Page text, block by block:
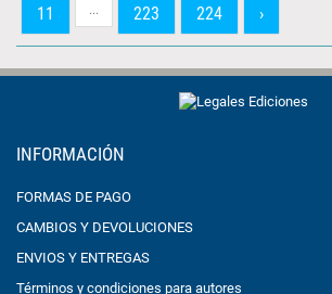
11
... 223 224 ›
INFORMACIÓN
FORMAS DE PAGO
CAMBIOS Y DEVOLUCIONES
ENVIOS Y ENTREGAS
Términos y condiciones para autores